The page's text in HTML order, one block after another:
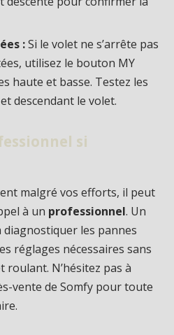
:Si le volet ne s’arrête pas
utilisez le bouton MY
haute et basse. Testez les
descendant le volet.
si
malgré vos efforts, il peut
à un professionnel. Un
les pannes
réglages nécessaires sans
N’hésitez pas à
vente de Somfy pour toute